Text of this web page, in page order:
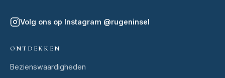
Volg ons op Instagram @rugeninsel
ONTDEKKEN
Bezienswaardigheden